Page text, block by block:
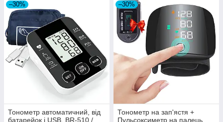
–30%
Тонометр автоматичний, від
батарейок і USB, BR-510 /
–30%
Тонометр на зап'ястя +
Пульсоксиметр на палець